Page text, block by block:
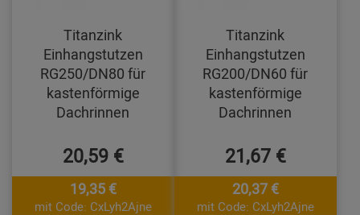
Titanzink
Einhangstutzen
RG250/DN80 für
kastenförmige
Dachrinnen
20,59 €
19,35 €
mit Code: CxLyh2Ajne
Titanzink
Einhangstutzen
RG200/DN60 für
kastenförmige
Dachrinnen
21,67 €
20,37 €
mit Code: CxLyh2Ajne